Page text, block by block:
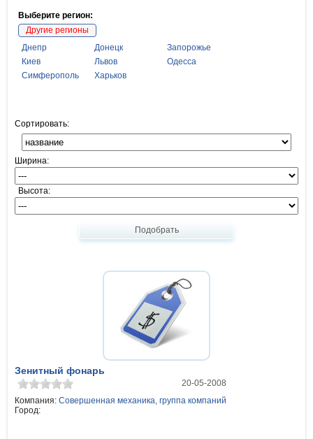
Выберите регион:
Другие регионы
Днепр
Донецк
Запорожье
Киев
Львов
Одесса
Симферополь
Харьков
Сортировать:
Ширина:
Высота:
Подобрать
Зенитный фонарь
20-05-2008
Компания: Совершенная механика, группа компаний
Город: